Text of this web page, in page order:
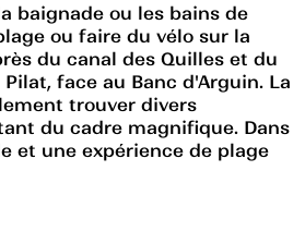
baignade ou les bains de
ou faire du vélo sur la
du canal des Quilles et du
face au Banc d'Arguin. La
trouver divers
du cadre magnifique. Dans
et une expérience de plage